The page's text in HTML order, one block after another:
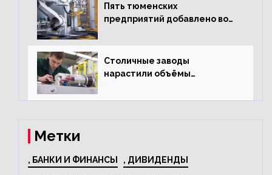
Пять тюменских
предприятий добавлено во
туризма
Столичные заводы
нарастили объёмы
электрооборудования на
Метки
, БАНКИ И ФИНАНСЫ , ДИВИДЕНДЫ